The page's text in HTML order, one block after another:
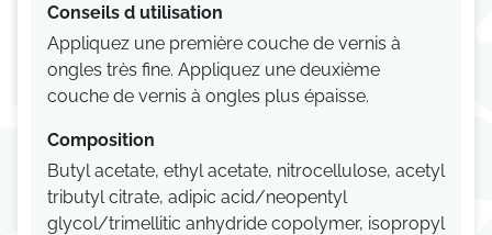
Conseils d utilisation
Appliquez une première couche de vernis à
ongles très fine. Appliquez une deuxième
couche de vernis à ongles plus épaisse.
Composition
Butyl acetate, ethyl acetate, nitrocellulose, acetyl
tributyl citrate, adipic acid/neopentyl
glycol/trimellitic anhydride copolymer, isopropyl